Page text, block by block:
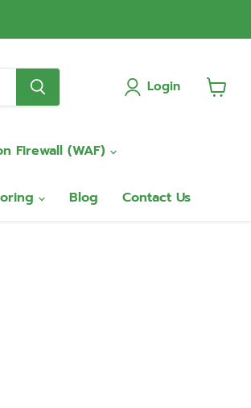
Login
View
Firewall (WAF)
Blog Contact Us